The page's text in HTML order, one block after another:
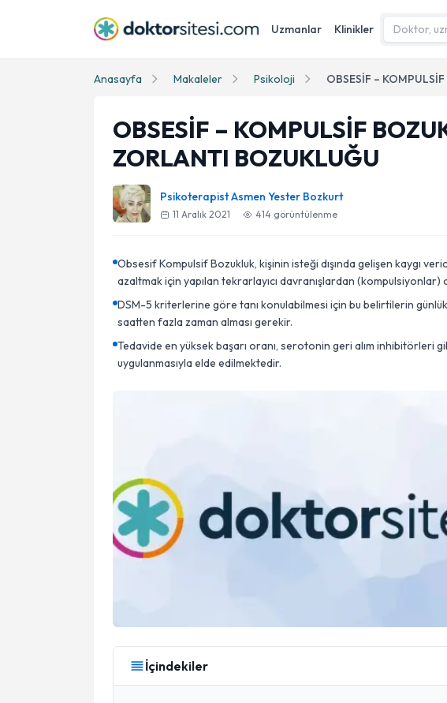
Uzmanlar Klinikler
Anasayfa Makaleler Psikoloji
OBSESİF – KOMPULSİF
ZORLANTI BOZUKLUĞU
Psikoterapist Asmen Yester Bozkurt
11 Aralık 2021 414 görüntülenme
Obsesif Kompulsif Bozukluk, kişinin isteği dışında gelişen kaygı
azaltmak için yapılan tekrarlayıcı davranışlardan (kompulsiyonlar)
DSM-5 kriterlerine göre tanı konulabilmesi için bu belirtilerin
saatten fazla zaman alması gerekir.
Tedavide en yüksek başarı oranı, serotonin geri alım inhibitörleri
uygulanmasıyla elde edilmektedir.
İçindekiler